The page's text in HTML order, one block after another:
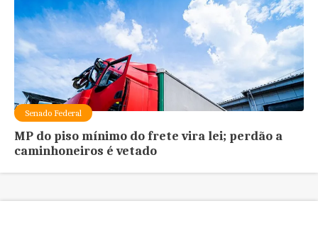
Senado Federal
MP do piso mínimo do frete vira lei; perdão a
caminhoneiros é vetado